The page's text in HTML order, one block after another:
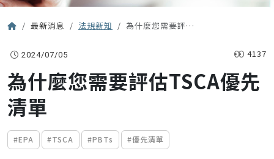
最新消息 法規新知 為什麼您需要評估TSCA優先清單
2024/07/05 4137
為什麼您需要評估TSCA優先
清單
#EPA #TSCA #PBTs #優先清單